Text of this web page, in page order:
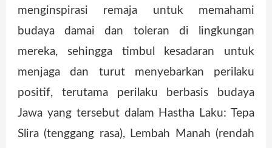
menginspirasi remaja untuk memahami
budaya damai dan toleran di lingkungan
mereka, sehingga timbul kesadaran untuk
menjaga dan turut menyebarkan perilaku
positif, terutama perilaku berbasis budaya
Jawa yang tersebut dalam Hastha Laku: Tepa
Slira (tenggang rasa), Lembah Manah (rendah